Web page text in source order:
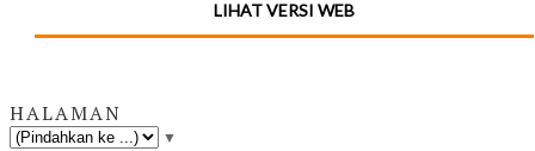
LIHAT VERSI WEB
HALAMAN
▼